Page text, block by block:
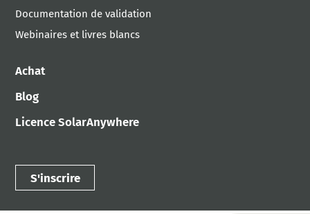
Documentation de validation
Webinaires et livres blancs
Achat
Blog
Licence SolarAnywhere
S'inscrire